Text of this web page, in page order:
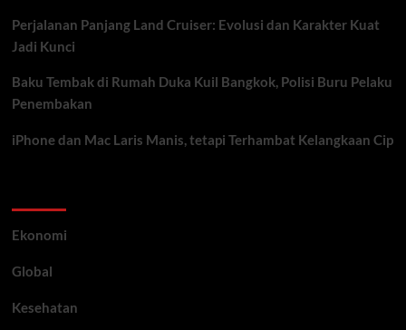
Perjalanan Panjang Land Cruiser: Evolusi dan Karakter Kuat
Jadi Kunci
Baku Tembak di Rumah Duka Kuil Bangkok, Polisi Buru Pelaku
Penembakan
iPhone dan Mac Laris Manis, tetapi Terhambat Kelangkaan Cip
Ekonomi
Global
Kesehatan